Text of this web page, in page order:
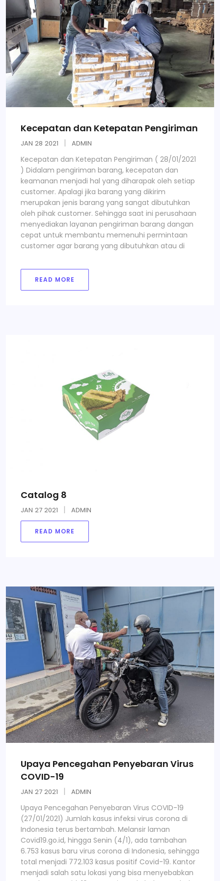
Kecepatan dan Ketepatan Pengiriman
JAN 28 2021 ADMIN
Kecepatan dan Ketepatan Pengiriman ( 28/01/2021
) Didalam pengiriman barang, kecepatan dan
keamanan menjadi hal yang diharapak oleh setiap
customer. Apalagi jika barang yang dikirim
merupakan jenis barang yang sangat dibutuhkan
oleh pihak customer. Sehingga saat ini perusahaan
menyediakan layanan pengiriman barang dangan
cepat untuk membantu memenuhi permintaan
customer agar barang yang dibutuhkan atau di
READ MORE
Catalog 8
JAN 27 2021 ADMIN
READ MORE
Upaya Pencegahan Penyebaran Virus
COVID-19
JAN 27 2021 ADMIN
Upaya Pencegahan Penyebaran Virus COVID-19
(27/01/2021) Jumlah kasus infeksi virus corona di
Indonesia terus bertambah. Melansir laman
Covid19.go.id, hingga Senin (4/1), ada tambahan
6.753 kasus baru virus corona di Indonesia, sehingga
total menjadi 772.103 kasus positif Covid-19. Kantor
menjadi salah satu lokasi yang bisa menyebabkan